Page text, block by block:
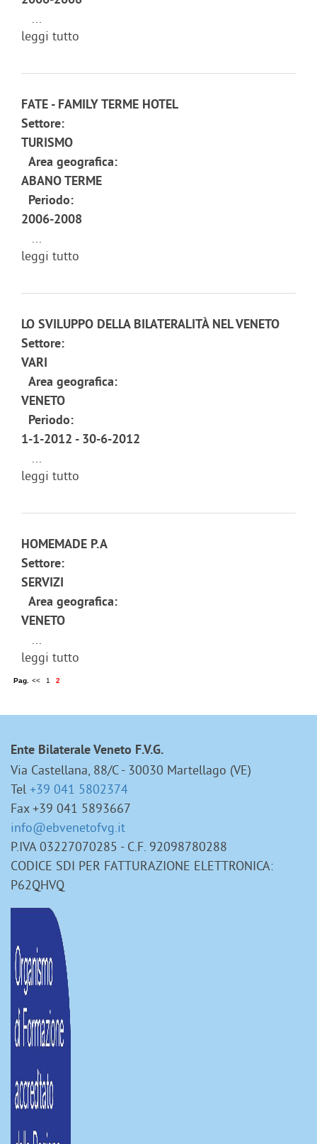
...
leggi tutto
FATE - FAMILY TERME HOTEL
Settore:
TURISMO
Area geografica:
ABANO TERME
Periodo:
2006-2008
...
leggi tutto
LO SVILUPPO DELLA BILATERALITÀ NEL VENETO
Settore:
VARI
Area geografica:
VENETO
Periodo:
1-1-2012 - 30-6-2012
...
leggi tutto
HOMEMADE P.A
Settore:
SERVIZI
Area geografica:
VENETO
...
leggi tutto
Pag. << 1 2
Ente Bilaterale Veneto F.V.G.
Via Castellana, 88/C - 30030 Martellago (VE)
Tel +39 041 5802374
Fax +39 041 5893667
info@ebvenetofvg.it
P.IVA 03227070285 - C.F. 92098780288
CODICE SDI PER FATTURAZIONE ELETTRONICA:
P62QHVQ